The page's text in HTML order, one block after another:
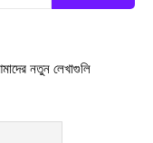
নতুন লেখাগুলি